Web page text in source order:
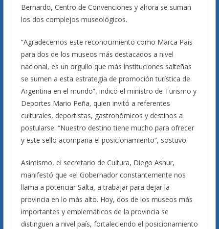
Bernardo, Centro de Convenciones y ahora se suman
los dos complejos museológicos.
“Agradecemos este reconocimiento como Marca País
para dos de los museos más destacados a nivel
nacional, es un orgullo que más instituciones salteñas
se sumen a esta estrategia de promoción turística de
Argentina en el mundo”, indicó el ministro de Turismo y
Deportes Mario Peña, quien invitó a referentes
culturales, deportistas, gastronómicos y destinos a
postularse. “Nuestro destino tiene mucho para ofrecer
y este sello acompaña el posicionamiento”, sostuvo.
Asimismo, el secretario de Cultura, Diego Ashur,
manifestó que «el Gobernador constantemente nos
llama a potenciar Salta, a trabajar para dejar la
provincia en lo más alto. Hoy, dos de los museos más
importantes y emblemáticos de la provincia se
distinguen a nivel país, fortaleciendo el posicionamiento